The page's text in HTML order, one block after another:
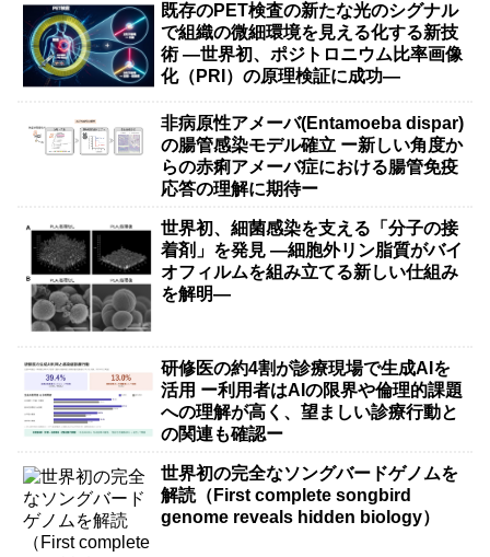
既存のPET検査の新たな光のシグナル
で組織の微細環境を見える化する新技
術 ―世界初、ポジトロニウム比率画像
化（PRI）の原理検証に成功―
非病原性アメーバ(Entamoeba dispar)
の腸管感染モデル確立 ー新しい角度か
らの赤痢アメーバ症における腸管免疫
応答の理解に期待ー
世界初、細菌感染を支える「分子の接
着剤」を発見 ―細胞外リン脂質がバイ
オフィルムを組み立てる新しい仕組み
を解明―
研修医の約4割が診療現場で生成AIを
活用 ー利用者はAIの限界や倫理的課題
への理解が高く、望ましい診療行動と
の関連も確認ー
世界初の完全なソングバードゲノムを
解読（First complete songbird
genome reveals hidden biology）